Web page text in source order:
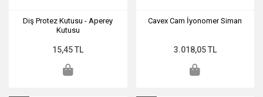
Diş Protez Kutusu - Aperey
Kutusu
15,45 TL
Cavex Cam İyonomer Siman
3.018,05 TL